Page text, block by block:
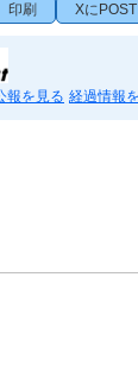
印刷 XにPOST
報を見る 経過情報